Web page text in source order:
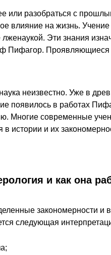
или разобраться с
влияние на жизнь.
Эти знания
Пифагор. Проявляющиеся
неизвестно. Уже в
появилось в работах
Многие современные
в истории и их
и как она
закономерности
следующая